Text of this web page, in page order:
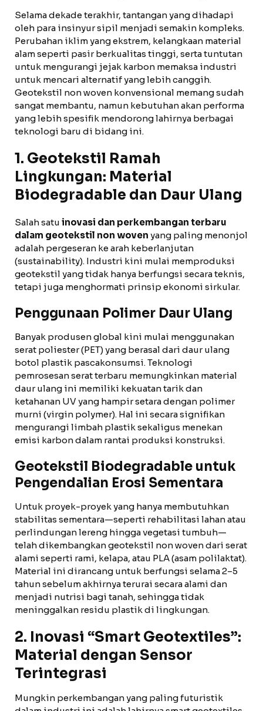
Selama dekade terakhir, tantangan yang dihadapi
oleh para insinyur sipil menjadi semakin kompleks.
Perubahan iklim yang ekstrem, kelangkaan material
alam seperti pasir berkualitas tinggi, serta tuntutan
untuk mengurangi jejak karbon memaksa industri
untuk mencari alternatif yang lebih canggih.
Geotekstil non woven konvensional memang sudah
sangat membantu, namun kebutuhan akan performa
yang lebih spesifik mendorong lahirnya berbagai
teknologi baru di bidang ini.
1. Geotekstil Ramah
Lingkungan: Material
Biodegradable dan Daur Ulang
Salah satu inovasi dan perkembangan terbaru
dalam geotekstil non woven yang paling menonjol
adalah pergeseran ke arah keberlanjutan
(sustainability). Industri kini mulai memproduksi
geotekstil yang tidak hanya berfungsi secara teknis,
tetapi juga menghormati prinsip ekonomi sirkular.
Penggunaan Polimer Daur Ulang
Banyak produsen global kini mulai menggunakan
serat poliester (PET) yang berasal dari daur ulang
botol plastik pascakonsumsi. Teknologi
pemrosesan serat terbaru memungkinkan material
daur ulang ini memiliki kekuatan tarik dan
ketahanan UV yang hampir setara dengan polimer
murni (virgin polymer). Hal ini secara signifikan
mengurangi limbah plastik sekaligus menekan
emisi karbon dalam rantai produksi konstruksi.
Geotekstil Biodegradable untuk
Pengendalian Erosi Sementara
Untuk proyek-proyek yang hanya membutuhkan
stabilitas sementara—seperti rehabilitasi lahan atau
perlindungan lereng hingga vegetasi tumbuh—
telah dikembangkan geotekstil non woven dari serat
alami seperti rami, kelapa, atau PLA (asam polilaktat).
Material ini dirancang untuk berfungsi selama 2–5
tahun sebelum akhirnya terurai secara alami dan
menjadi nutrisi bagi tanah, sehingga tidak
meninggalkan residu plastik di lingkungan.
2. Inovasi “Smart Geotextiles”:
Material dengan Sensor
Terintegrasi
Mungkin perkembangan yang paling futuristik